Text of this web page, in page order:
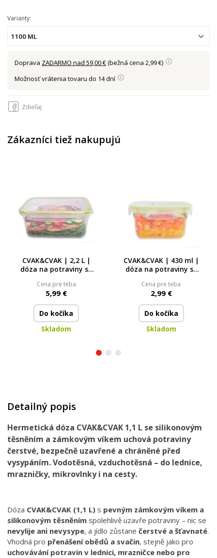
Varianty:
1100 ML
Doprava ZADARMO nad 59,00 €(bežná cena 2,99 €)
Možnosť vrátenia tovaru do 14 dní
Zdieľaj
Zákazníci tiež nakupujú
CVAK&CVAK | 2,2 L |
dóza na potraviny se
Cena pre teba
5,99 €
Do kočíka
Skladom
CVAK&CVAK | 430 ml |
dóza na potraviny se
Cena pre teba
2,99 €
Do kočíka
Skladom
Detailný popis
Hermetická dóza CVAK&CVAK 1,1 L se silikonovým
těsněním a zámkovým víkem uchová potraviny
čerstvé, bezpečně uzavřené a chráněné před
vysypáním. Vodotěsná, vzduchotěsná – do lednice,
mrazničky, mikrovlnky i na cesty.
Dóza CVAK&CVAK (1,1 L) s pevným zámkovým víkem a
silikonovým těsněním spolehlivě uzavře potraviny – nic se
nevylije ani nevysype, a jídlo zůstane čerstvé a šťavnaté.
Vhodná pro přenášení obědů a svačin, stejně jako pro
uchovávání potravin v lednici, mrazničce nebo pro